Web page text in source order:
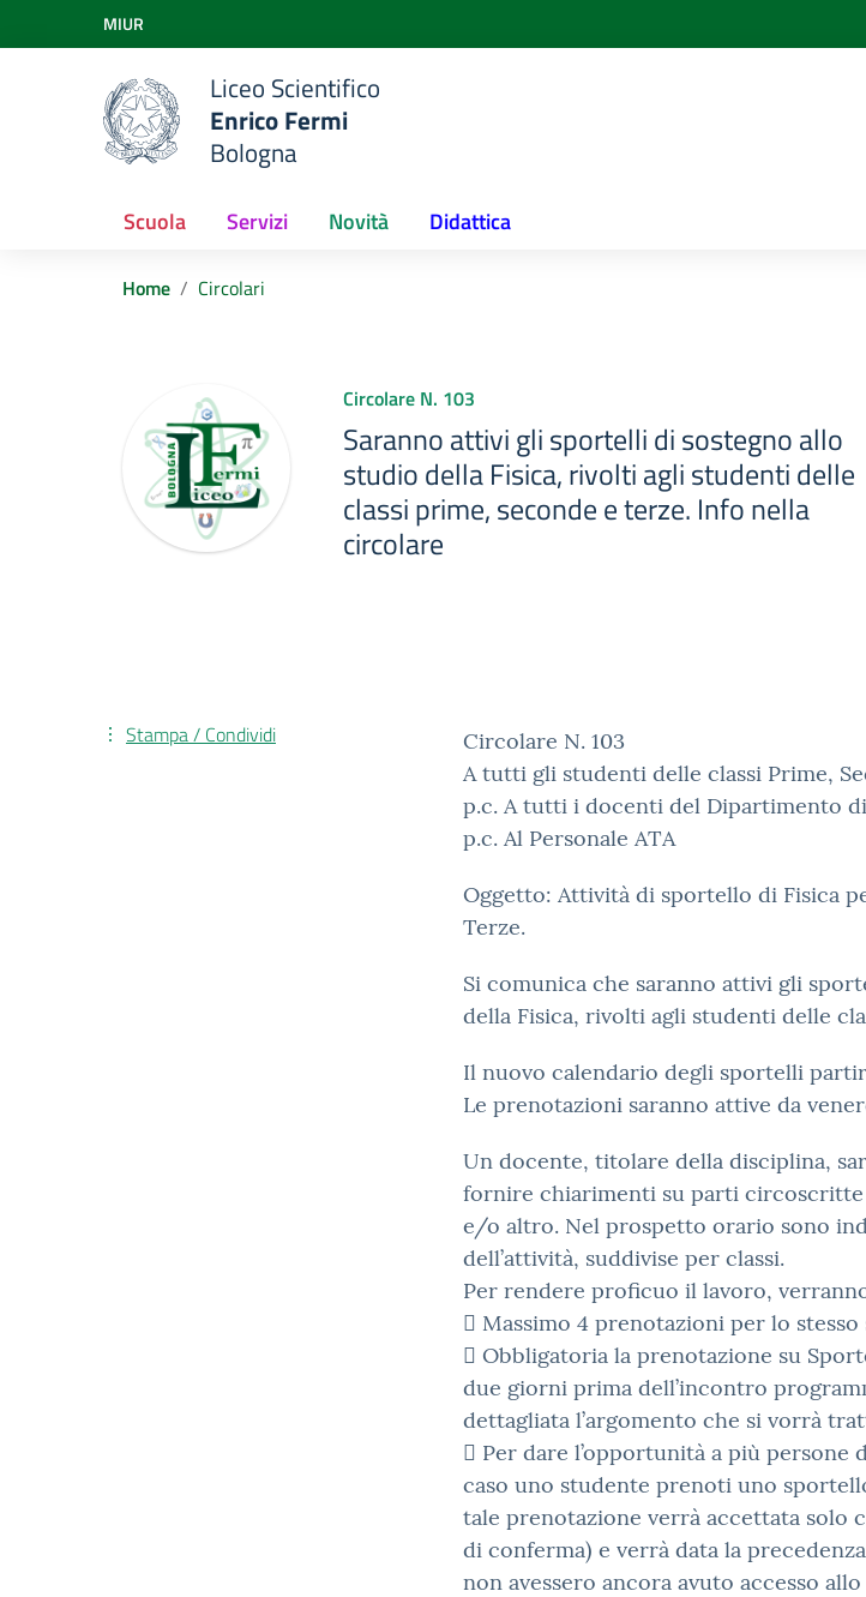
Vai ai contenuti
Vai al menu di navigazione
Vai al footer
MIUR
Liceo Scientifico
Enrico Fermi
Bologna
Scuola Servizi Novità Didattica
Home Circolari
Circolare N. 103
Saranno attivi gli sportelli di sostegno allo
studio della Fisica, rivolti agli studenti delle
classi prime, seconde e terze. Info nella
circolare
Circolare N. 103
A tutti gli studenti delle classi Prime,
p.c. A tutti i docenti del Dipartimento
p.c. Al Personale ATA
Oggetto: Attività di sportello di Fisica
Terze.
Si comunica che saranno attivi gli
della Fisica, rivolti agli studenti delle
Il nuovo calendario degli sportelli
Le prenotazioni saranno attive da
Un docente, titolare della disciplina,
fornire chiarimenti su parti circoscritte
e/o altro. Nel prospetto orario sono
dell’attività, suddivise per classi.
Per rendere proficuo il lavoro,
 Massimo 4 prenotazioni per lo stesso
 Obbligatoria la prenotazione su
due giorni prima dell’incontro
dettagliata l’argomento che si vorrà
 Per dare l’opportunità a più persone
caso uno studente prenoti uno
tale prenotazione verrà accettata solo
di conferma) e verrà data la
non avessero ancora avuto accesso
Stampa / Condividi